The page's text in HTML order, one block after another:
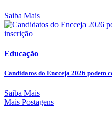
Saiba Mais
Educação
Candidatos do Encceja 2026 podem
Saiba Mais
Mais Postagens